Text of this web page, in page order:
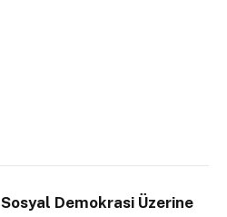
Sosyal Demokrasi Üzerine